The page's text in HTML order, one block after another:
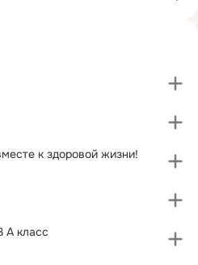
к здоровой жизни!
А класс